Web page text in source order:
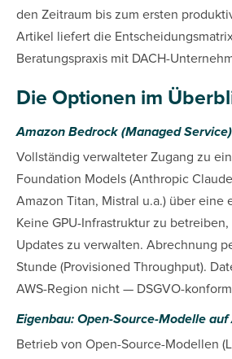
den Zeitraum bis zum ersten
Artikel liefert die
Beratungspraxis mit DACH-
Die Optionen im
Amazon Bedrock (Managed Service)
Vollständig verwalteter Zugang zu
Foundation Models (Anthropic
Amazon Titan, Mistral u.a.) über eine
Keine GPU-Infrastruktur zu
Updates zu verwalten. Abrechnung
Stunde (Provisioned Throughput).
AWS-Region nicht — DSGVO-
Eigenbau: Open-Source-Modelle auf
Betrieb von Open-Source-Modellen